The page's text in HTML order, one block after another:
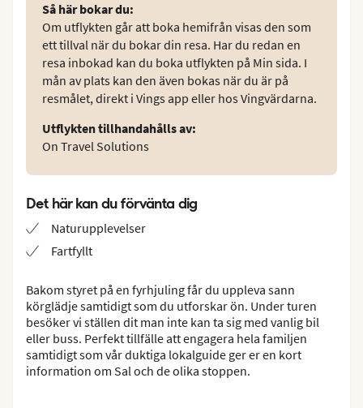
Så här bokar du:
Om utflykten går att boka hemifrån visas den som
ett tillval när du bokar din resa. Har du redan en
resa inbokad kan du boka utflykten på Min sida. I
mån av plats kan den även bokas när du är på
resmålet, direkt i Vings app eller hos Vingvärdarna.
Utflykten tillhandahålls av:
On Travel Solutions
Bakom styret på en fyrhjuling får du uppleva sann
körglädje samtidigt som du utforskar ön. Under turen
besöker vi ställen dit man inte kan ta sig med vanlig bil
eller buss. Perfekt tillfälle att engagera hela familjen
samtidigt som vår duktiga lokalguide ger er en kort
information om Sal och de olika stoppen.
Det här kan du förvänta dig
Naturupplevelser
Fartfyllt